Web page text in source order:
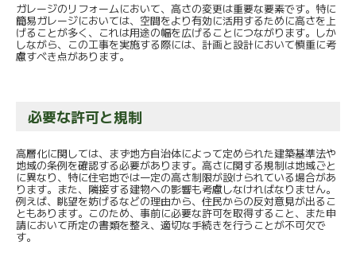
ガレージのリフォームにおいて、高さの変更は重要な要素です。特に
簡易ガレージにおいては、空間をより有効に活用するために高さを上
げることが多く、これは用途の幅を広げることにつながります。しか
しながら、この工事を実施する際には、計画と設計において慎重に考
慮すべき点があります。
必要な許可と規制
高層化に関しては、まず地方自治体によって定められた建築基準法や
地域の条例を確認する必要があります。高さに関する規制は地域ごと
に異なり、特に住宅地では一定の高さ制限が設けられている場合があ
ります。また、隣接する建物への影響も考慮しなければなりません。
例えば、眺望を妨げるなどの理由から、住民からの反対意見が出るこ
ともあります。このため、事前に必要な許可を取得すること、また申
請において所定の書類を整え、適切な手続きを行うことが不可欠で
す。